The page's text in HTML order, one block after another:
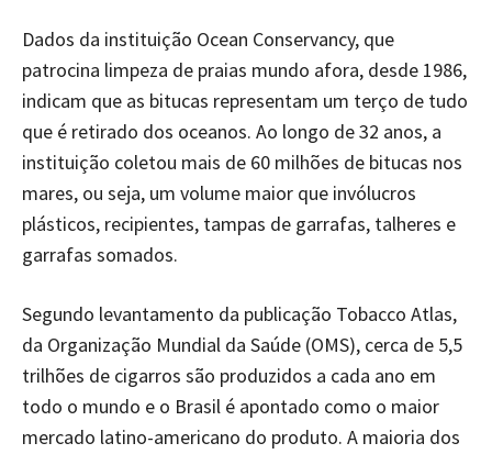
Dados da instituição Ocean Conservancy, que
patrocina limpeza de praias mundo afora, desde 1986,
indicam que as bitucas representam um terço de tudo
que é retirado dos oceanos. Ao longo de 32 anos, a
instituição coletou mais de 60 milhões de bitucas nos
mares, ou seja, um volume maior que invólucros
plásticos, recipientes, tampas de garrafas, talheres e
garrafas somados.
Segundo levantamento da publicação Tobacco Atlas,
da Organização Mundial da Saúde (OMS), cerca de 5,5
trilhões de cigarros são produzidos a cada ano em
todo o mundo e o Brasil é apontado como o maior
mercado latino-americano do produto. A maioria dos